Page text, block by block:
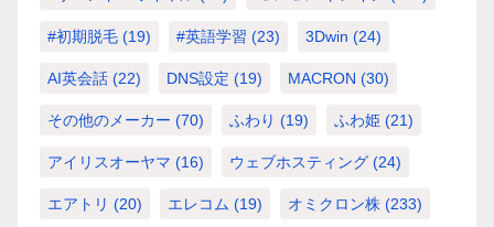
#初期脱毛 (19) #英語学習 (23) 3Dwin (24)
AI英会話 (22) DNS設定 (19) MACRON (30)
その他のメーカー (70) ふわり (19) ふわ姫 (21)
アイリスオーヤマ (16) ウェブホスティング (24)
エアトリ (20) エレコム (19) オミクロン株 (233)